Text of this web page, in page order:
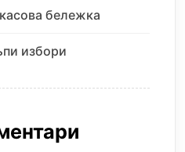
бележка
избори